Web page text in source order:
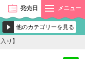
発売日 メニュー
り】